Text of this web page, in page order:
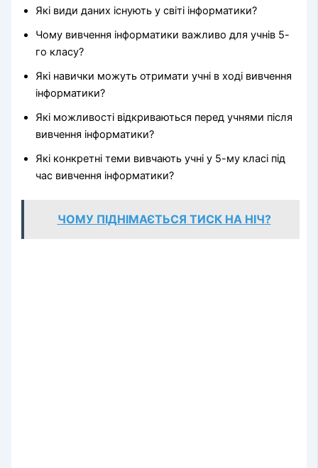
Які види даних існують у світі інформатики?
Чому вивчення інформатики важливо для учнів 5-
го класу?
Які навички можуть отримати учні в ході вивчення
інформатики?
Які можливості відкриваються перед учнями після
вивчення інформатики?
Які конкретні теми вивчають учні у 5-му класі під
час вивчення інформатики?
ЧОМУ ПІДНІМАЄТЬСЯ ТИСК НА НІЧ?